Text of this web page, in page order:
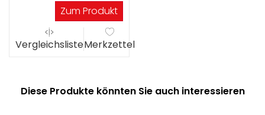
Zum Produkt
VergleichslisteMerkzettel
Diese Produkte könnten Sie auch interessieren